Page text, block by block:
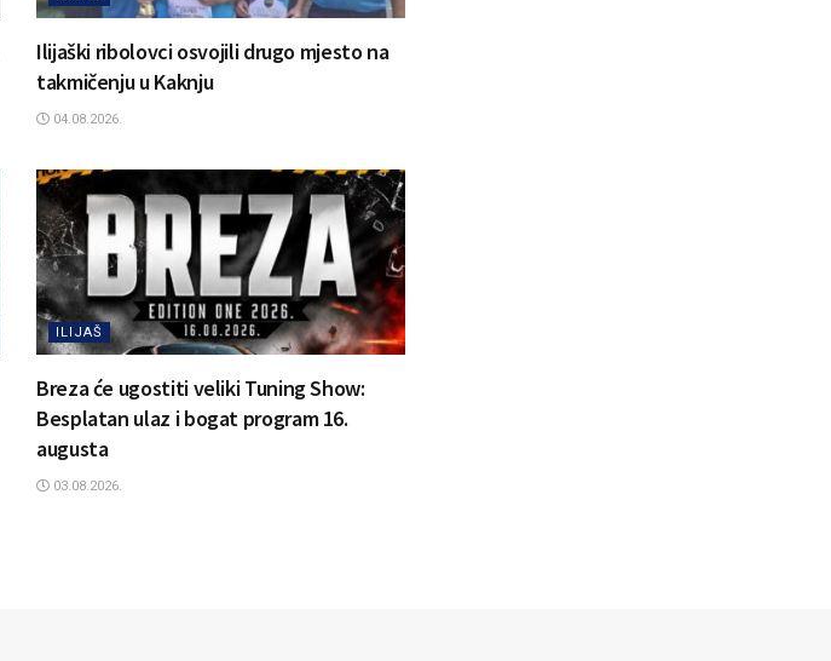
Ilijaški ribolovci osvojili drugo mjesto na
takmičenju u Kaknju
04.08.2026.
ILIJAŠ
Breza će ugostiti veliki Tuning Show:
Besplatan ulaz i bogat program 16.
augusta
03.08.2026.